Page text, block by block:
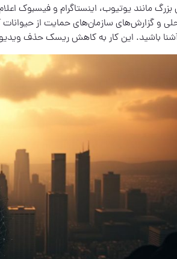
بزرگ مانند یوتیوب، اینستاگرام و فیسبوک
و گزارش‌های سازمان‌های حمایت از حیوانات
آشنا باشید. این کار به کاهش ریسک حذف